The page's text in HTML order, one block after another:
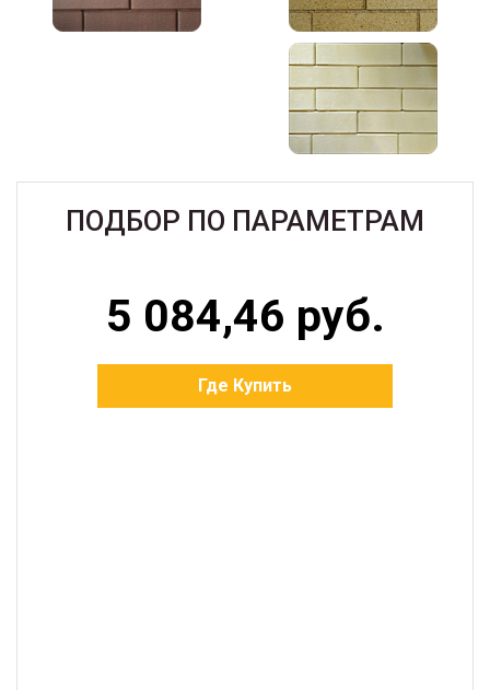
ПОДБОР ПО ПАРАМЕТРАМ
5 084,46 руб.
Где Купить